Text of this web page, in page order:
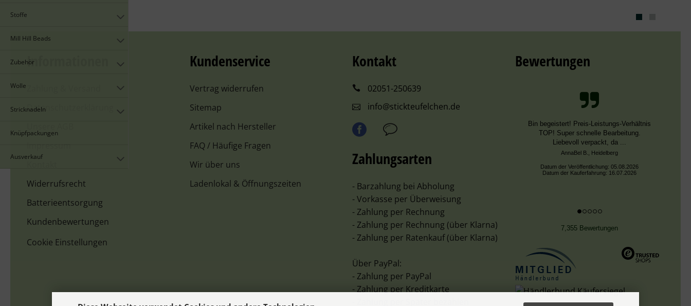
Stoffe
Mill Hill Beads
Zubehör
Wolle
Stricknadeln
Knüpfpackungen
Ausverkauf
Informationen
Datenschutzerklärung
Widerrufsrecht
Batterieentsorgung
Kundenbewertungen
Cookie Einstellungen
Kundenservice
Vertrag widerrufen
Sitemap
Artikel nach Hersteller
FAQ / Häufige Fragen
Wir über uns
Ladenlokal & Öffnungszeiten
Kontakt
02051-250639
info@stickteufelchen.de
Zahlungsarten
- Barzahlung bei Abholung
- Vorkasse per Überweisung
- Zahlung per Rechnung
- Zahlung per Rechnung (über Klarna)
- Zahlung per Ratenkauf (über Klarna)
Über PayPal:
- Zahlung per PayPal
- Zahlung per Kreditkarte
Bewertungen
Schnelle Bearbeitung, nur leider falsche
Farben, die aber dieselben DMC Nummern
trugen.
Datum der Veröffentlichung: 02.08.2026
Datum der Kauferfahrung: 13.07.2026
7,355 Bewertungen